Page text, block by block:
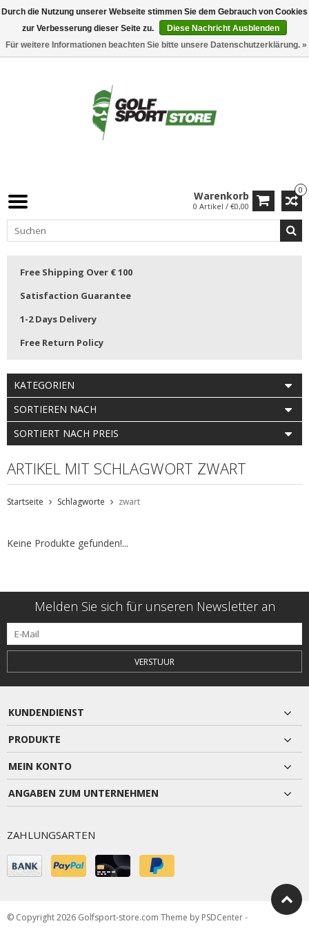
0
Warenkorb
0 Artikel / €0,00
Free Shipping Over € 100
Satisfaction Guarantee
1-2 Days Delivery
Free Return Policy
KATEGORIEN
SORTIEREN NACH
SORTIERT NACH PREIS
ARTIKEL MIT SCHLAGWORT ZWART
Startseite Schlagworte zwart
Keine Produkte gefunden!...
Melden Sie sich für unseren Newsletter an
VERSTUUR
KUNDENDIENST
PRODUKTE
MEIN KONTO
ANGABEN ZUM UNTERNEHMEN
ZAHLUNGSARTEN
© Copyright 2026 Golfsport-store.com Theme by PSDCenter-
Durch die Nutzung unserer Webseite stimmen Sie dem Gebrauch von Cookies
zur Verbesserung dieser Seite zu.
Diese Nachricht Ausblenden
Für weitere Informationen beachten Sie bitte unsere Datenschutzerklärung. »